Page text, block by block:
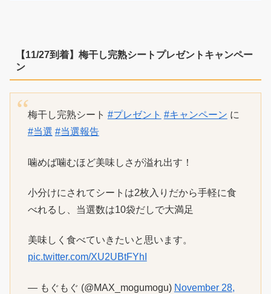
【11/27到着】梅干し完熟シートプレゼントキャンペー
ン
梅干し完熟シート #プレゼント #キャンペーン に
#当選 #当選報告
噛めば噛むほど美味しさが溢れ出す！
小分けにされてシートは2枚入りだから手軽に食
べれるし、当選数は10袋だしで大満足
美味しく食べていきたいと思います。
pic.twitter.com/XU2UBtFYhI
— もぐもぐ (@MAX_mogumogu) November 28,